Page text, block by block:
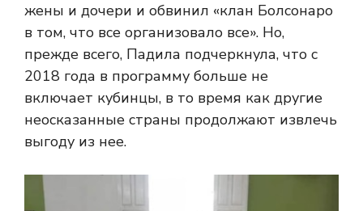
жены и дочери и обвинил «клан Болсонаро
в том, что все организовало все». Но,
прежде всего, Падила подчеркнула, что с
2018 года в программу больше не
включает кубинцы, в то время как другие
неосказанные страны продолжают извлечь
выгоду из нее.